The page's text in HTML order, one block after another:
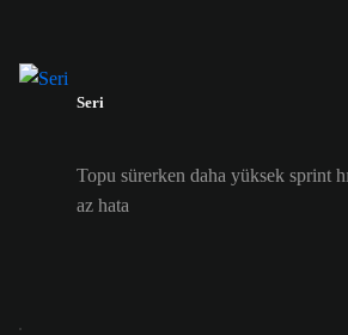
Seri
Topu sürerken daha yüksek sprint
az hata